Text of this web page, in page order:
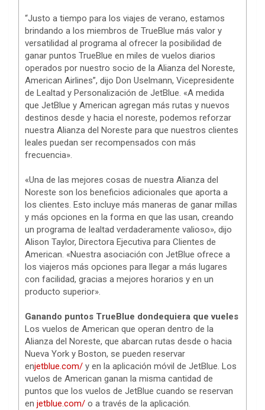
“Justo a tiempo para los viajes de verano, estamos
brindando a los miembros de TrueBlue más valor y
versatilidad al programa al ofrecer la posibilidad de
ganar puntos TrueBlue en miles de vuelos diarios
operados por nuestro socio de la Alianza del Noreste,
American Airlines”, dijo Don Uselmann, Vicepresidente
de Lealtad y Personalización de JetBlue. «A medida
que JetBlue y American agregan más rutas y nuevos
destinos desde y hacia el noreste, podemos reforzar
nuestra Alianza del Noreste para que nuestros clientes
leales puedan ser recompensados con más
frecuencia».
«Una de las mejores cosas de nuestra Alianza del
Noreste son los beneficios adicionales que aporta a
los clientes. Esto incluye más maneras de ganar millas
y más opciones en la forma en que las usan, creando
un programa de lealtad verdaderamente valioso», dijo
Alison Taylor, Directora Ejecutiva para Clientes de
American. «Nuestra asociación con JetBlue ofrece a
los viajeros más opciones para llegar a más lugares
con facilidad, gracias a mejores horarios y en un
producto superior».
Ganando puntos TrueBlue dondequiera que vueles
Los vuelos de American que operan dentro de la
Alianza del Noreste, que abarcan rutas desde o hacia
Nueva York y Boston, se pueden reservar
enjetblue.com/ y en la aplicación móvil de JetBlue. Los
vuelos de American ganan la misma cantidad de
puntos que los vuelos de JetBlue cuando se reservan
en jetblue.com/ o a través de la aplicación.